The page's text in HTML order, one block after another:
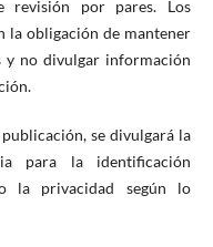
revisión por pares. Los
la obligación de mantener
y no divulgar información
se divulgará la
para la identificación
la privacidad según lo